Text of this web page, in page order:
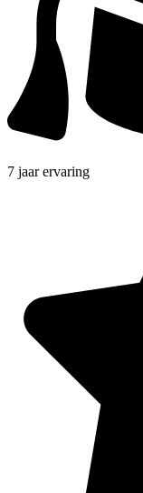
7 jaar ervaring